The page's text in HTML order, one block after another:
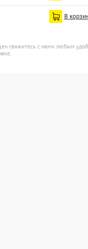
В
свяжитесь с нами любым